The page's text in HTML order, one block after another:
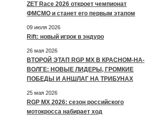
ZET Race 2026 откроет чемпионат
ФМСМО и станет его первым этапом
09 июля 2026
Rift: новый игрок в эндуро
26 мая 2026
ВТОРОЙ ЭТАП RGP MX В КРАСНОМ-НА-
ВОЛГЕ: НОВЫЕ ЛИДЕРЫ, ГРОМКИЕ
ПОБЕДЫ И АНШЛАГ НА ТРИБУНАХ
25 мая 2026
RGP MX 2026: сезон российского
мотокросса набирает ход